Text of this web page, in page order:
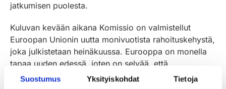
Suostumus Yksityiskohdat Tietoja
jatkumisen puolesta.
Kuluvan kevään aikana Komissio on valmistellut
Euroopan Unionin uutta monivuotista rahoituskehystä,
joka julkistetaan heinäkuussa. Eurooppa on monella
tapaa uuden edessä, joten on selvää, että
budjettikokonaisuus tulee sisältämään uusia avauksia.